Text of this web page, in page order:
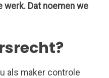
Dat noemen we
als maker controle